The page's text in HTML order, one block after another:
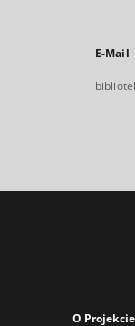
E-Mail
O Projekcie